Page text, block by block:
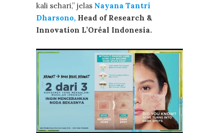
kali sehari,” jelas Nayana Tantri
Dharsono, Head of Research &
Innovation L’Oréal Indonesia.